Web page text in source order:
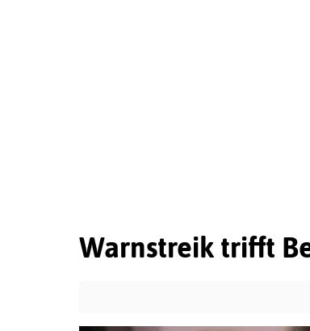
Warnstreik trifft